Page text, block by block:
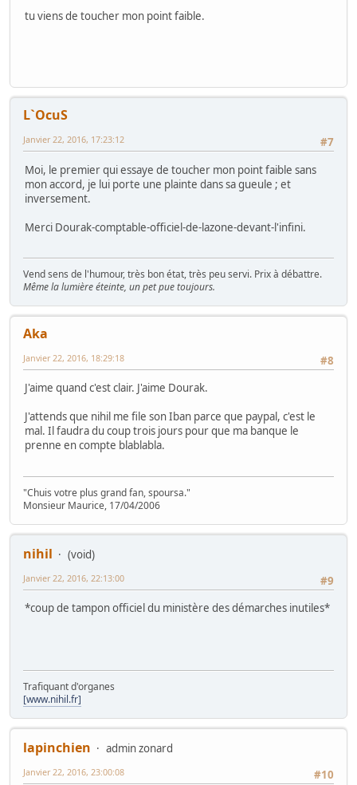
tu viens de toucher mon point faible.
L`OcuS
#7
Janvier 22, 2016, 17:23:12
Moi, le premier qui essaye de toucher mon point faible sans
mon accord, je lui porte une plainte dans sa gueule ; et
inversement.
Merci Dourak-comptable-officiel-de-lazone-devant-l'infini.
Vend sens de l'humour, très bon état, très peu servi. Prix à débattre.
Même la lumière éteinte, un pet pue toujours.
Aka
#8
Janvier 22, 2016, 18:29:18
J'aime quand c'est clair. J'aime Dourak.
J'attends que nihil me file son Iban parce que paypal, c'est le
mal. Il faudra du coup trois jours pour que ma banque le
prenne en compte blablabla.
"Chuis votre plus grand fan, spoursa."
Monsieur Maurice, 17/04/2006
nihil
(void)
#9
Janvier 22, 2016, 22:13:00
*coup de tampon officiel du ministère des démarches inutiles*
Trafiquant d'organes
[www.nihil.fr]
lapinchien
admin zonard
#10
Janvier 22, 2016, 23:00:08